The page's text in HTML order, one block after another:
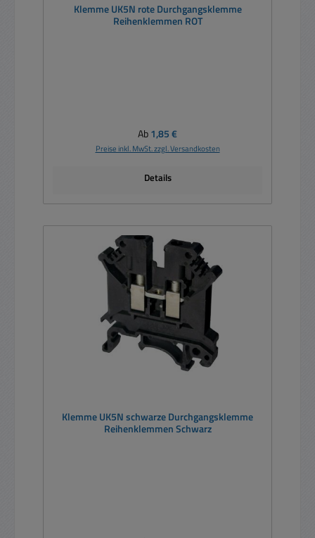
Klemme UK5N rote Durchgangsklemme
Reihenklemmen ROT
Regulärer Preis:
Ab1,85 €
Preise inkl. MwSt. zzgl. Versandkosten
Details
Klemme UK5N schwarze Durchgangsklemme
Reihenklemmen Schwarz